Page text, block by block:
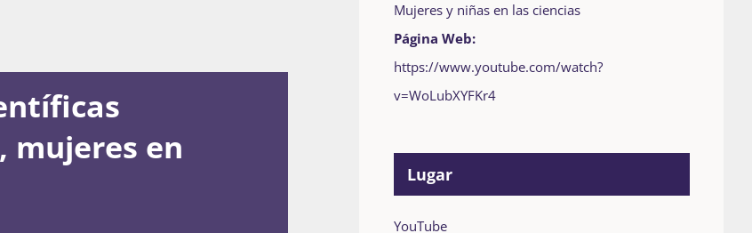
mujeres en
Mujeres y niñas en las ciencias
Página Web:
https://www.youtube.com/watch?
v=WoLubXYFKr4
Lugar
YouTube